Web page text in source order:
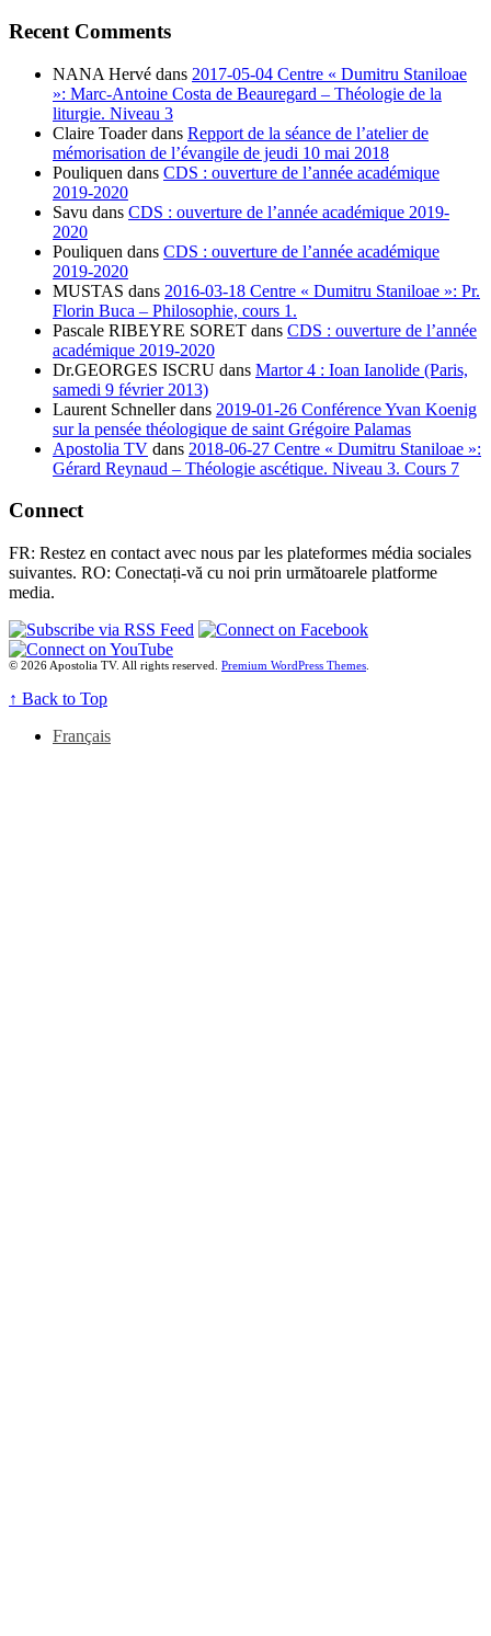
Recent Comments
NANA Hervé dans 2017-05-04 Centre « Dumitru Staniloae
»: Marc-Antoine Costa de Beauregard – Théologie de la
liturgie. Niveau 3
Claire Toaderdans Repport de la séance de l’atelier de
mémorisation de l’évangile de jeudi 10 mai 2018
Pouliquen dans CDS : ouverture de l’année académique
2019-2020
Savu dans CDS : ouverture de l’année académique 2019-
2020
Pouliquen dans CDS : ouverture de l’année académique
2019-2020
MUSTAS dans 2016-03-18 Centre « Dumitru Staniloae »: Pr.
Florin Buca – Philosophie, cours 1.
Pascale RIBEYRE SORET dans CDS : ouverture de l’année
académique 2019-2020
Dr.GEORGES ISCRU dans Martor 4 : Ioan Ianolide (Paris,
samedi 9 février 2013)
Laurent Schnellerdans 2019-01-26 Conférence Yvan Koenig
sur la pensée théologique de saint Grégoire Palamas
Apostolia TV dans 2018-06-27 Centre « Dumitru Staniloae »:
Gérard Reynaud – Théologie ascétique. Niveau 3. Cours 7
Connect
FR: Restez en contact avec nous par les plateformes média sociales
suivantes. RO: Conectați-vă cu noi prin următoarele platforme
media.
© 2026 Apostolia TV. All rights reserved. Premium WordPress Themes
↑ Back to Top
Français